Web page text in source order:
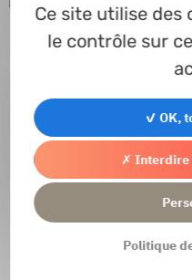
Accéder au
Ce site utilise des
le contrôle sur
✓ OK,
✗ Interdire
Politique